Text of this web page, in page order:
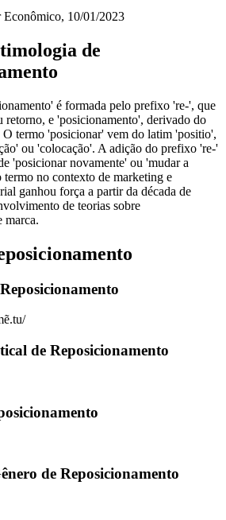
Econômico, 10/01/2023
de
é formada pelo prefixo 're-', que
retorno, e 'posicionamento', derivado do
termo 'posicionar' vem do latim 'positio',
ou 'colocação'. A adição do prefixo 're-'
'posicionar novamente' ou 'mudar a
termo no contexto de marketing e
ganhou força a partir da década de
de teorias sobre
marca.
Reposicionamento
de Reposicionamento
de Reposicionamento